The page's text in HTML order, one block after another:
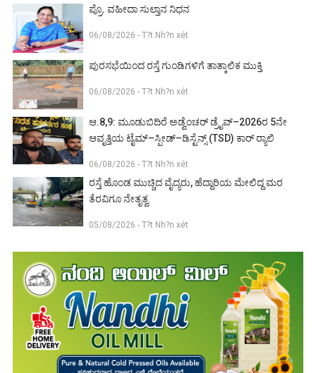
ಪ್ರೊ. ವಹೀದಾ ಸುಲ್ತಾನ ನಿಧನ
06/08/2026 - T?t Nh?n xét
ಪುರಸಭೆಯಿಂದ ರಸ್ತೆ ಗುಂಡಿಗಳಿಗೆ ತಾತ್ಕಾಲಿಕ ಮುಕ್ತಿ
06/08/2026 - T?t Nh?n xét
ಆ.8,9: ಮೂಡುಬಿದಿರೆ ಅಡ್ವೆಂಚರ್ ಡ್ರೈವ್–2026ರ 5ನೇ
ಆವೃತ್ತಿಯ ಟೈಮ್–ಸ್ಪೀಡ್–ಡಿಸ್ಟೆನ್ಸ್ (TSD) ಕಾರ್ ರ‍್ಯಾಲಿ
06/08/2026 - T?t Nh?n xét
ರಸ್ತೆ ಹೊಂಡ ಮುಚ್ಚಿದ ವೈದ್ಯರು, ಹೆದ್ದಾರಿಯ ಮೇಲಿದ್ದ ಮರ
ತೆರವಿಗೂ ನೇತೃತ್ವ
05/08/2026 - T?t Nh?n xét